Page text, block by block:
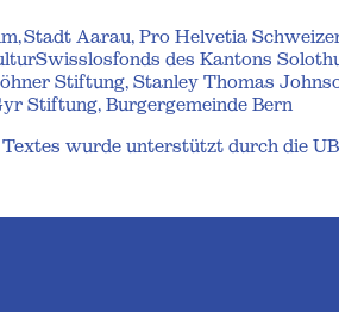
Stadt Aarau, Pro Helvetia
des Kantons
Stiftung, Stanley Thomas
Stiftung, Burgergemeinde Bern
wurde unterstützt durch die